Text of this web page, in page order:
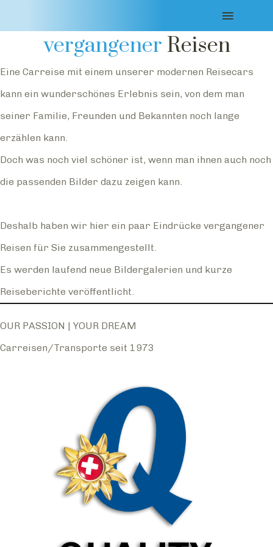
vergangener Reisen
Eine Carreise mit einem unserer modernen Reisecars
kann ein wunderschönes Erlebnis sein, von dem man
seiner Familie, Freunden und Bekannten noch lange
erzählen kann.
Doch was noch viel schöner ist, wenn man ihnen auch noch
die passenden Bilder dazu zeigen kann.
Deshalb haben wir hier ein paar Eindrücke vergangener
Reisen für Sie zusammengestellt.
Es werden laufend neue Bildergalerien und kurze
Reiseberichte veröffentlicht.
OUR PASSION | YOUR DREAM
Carreisen/Transporte seit 1973